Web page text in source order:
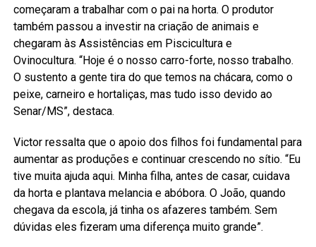
começaram a trabalhar com o pai na horta. O produtor
também passou a investir na criação de animais e
chegaram às Assistências em Piscicultura e
Ovinocultura. “Hoje é o nosso carro-forte, nosso trabalho.
O sustento a gente tira do que temos na chácara, como o
peixe, carneiro e hortaliças, mas tudo isso devido ao
Senar/MS”, destaca.
Victor ressalta que o apoio dos filhos foi fundamental para
aumentar as produções e continuar crescendo no sítio. “Eu
tive muita ajuda aqui. Minha filha, antes de casar, cuidava
da horta e plantava melancia e abóbora. O João, quando
chegava da escola, já tinha os afazeres também. Sem
dúvidas eles fizeram uma diferença muito grande”.